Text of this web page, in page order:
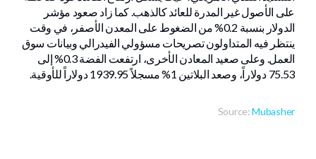
على الأصول غير المدرة للعائد كالذهب. كما زاد صعود مؤشر
الدولار بنسبة 0.2% من الضغوط على المعدن الأصفر، في وقت
ينتظر فيه المتداولون تصريحات مسؤولي الفيدرالي وبيانات سوق
العمل. وعلى صعيد المعادن الأخرى، ارتفعت الفضة 0.3% إلى
75.53 دولاراً، وصعد البلاتين 1% مسجلاً 1939.95 دولاراً للأوقية.
Source:Mubasher